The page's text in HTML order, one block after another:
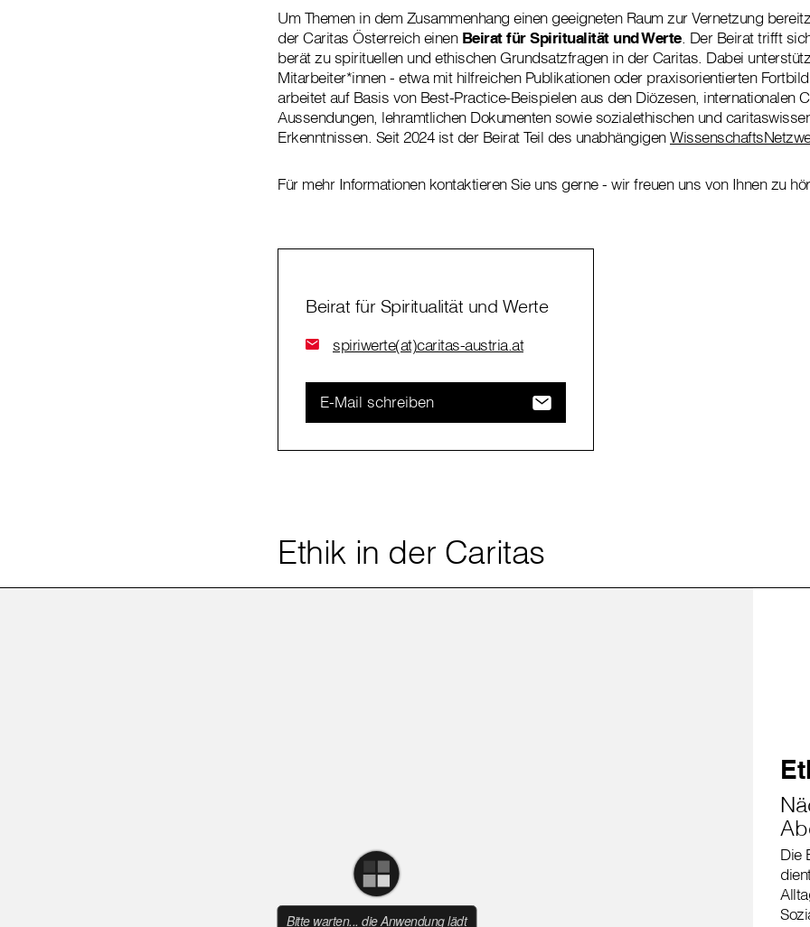
Um Themen in dem Zusammenhang einen geeigneten Raum zur Vernetzung
der Caritas Österreich einenBeirat für Spiritualität und Werte. Der Beirat trifft
berät zu spirituellen und ethischen Grundsatzfragen in der Caritas. Dabei
Mitarbeiter*innen - etwa mit hilfreichen Publikationen oder praxisorientierten
arbeitet auf Basis von Best-Practice-Beispielen aus den Diözesen, internationalen
Aussendungen, lehramtlichen Dokumenten sowie sozialethischen und
Erkenntnissen. Seit 2024 ist der Beirat Teil des unabhängigen
Für mehr Informationen kontaktieren Sie uns gerne - wir freuen uns von Ihnen zu
Beirat für Spiritualität und Werte
spiriwerte(at)caritas-austria.at
E-Mail schreiben
Ethik in der Caritas
Die